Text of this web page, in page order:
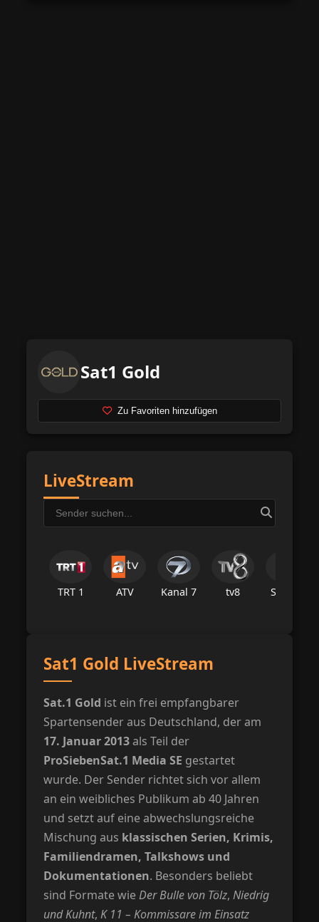
Sat1 Gold
Zu Favoriten hinzufügen
LiveStream
TRT 1 ATV Kanal 7 tv8 Star Tv
Sat1 Gold LiveStream
Sat.1 Gold ist ein frei empfangbarer
Spartensender aus Deutschland, der am
17. Januar 2013als Teil der
ProSiebenSat.1 Media SE gestartet
wurde. Der Sender richtet sich vor allem
an ein weibliches Publikum ab 40 Jahren
und setzt auf eine abwechslungsreiche
Mischung aus klassischen Serien, Krimis,
Familiendramen, Talkshows und
Dokumentationen. Besonders beliebt
sind Formate wieDer Bulle von Tölz,Niedrig
und Kuhnt,K 11 – Kommissare im Einsatz